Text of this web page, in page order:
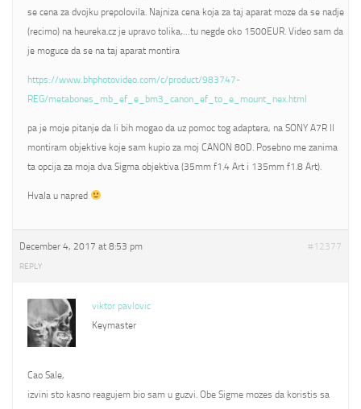
se cena za dvojku prepolovila. Najniza cena koja za taj aparat moze da se nadje
(recimo) na heureka.cz je upravo tolika,…tu negde oko 1500EUR. Video sam da
je moguce da se na taj aparat montira
https://www.bhphotovideo.com/c/product/983747-
REG/metabones_mb_ef_e_bm3_canon_ef_to_e_mount_nex.html
pa je moje pitanje da li bih mogao da uz pomoc tog adaptera, na SONY A7R II
montiram objektive koje sam kupio za moj CANON 80D. Posebno me zanima
ta opcija za moja dva Sigma objektiva (35mm f1.4 Art i 135mm f1.8 Art).
Hvala u napred
December 4, 2017 at 8:53 pm #12377
REPLY
viktor pavlovic
Keymaster
Cao Sale,
izvini sto kasno reagujem bio sam u guzvi. Obe Sigme mozes da koristis sa